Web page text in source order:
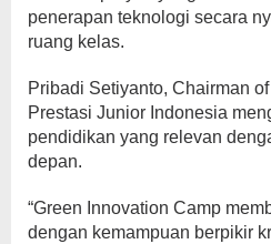
penerapan teknologi secara
ruang kelas.
Pribadi Setiyanto, Chairman
Prestasi Junior Indonesia
pendidikan yang relevan
depan.
“Green Innovation Camp
dengan kemampuan berpikir